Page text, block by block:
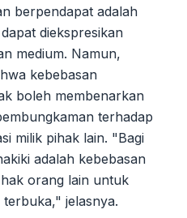
berpendapat adalah
diekspresikan
medium. Namun,
kebebasan
boleh membenarkan
terhadap
milik pihak lain. "Bagi
adalah kebebasan
orang lain untuk
terbuka," jelasnya.